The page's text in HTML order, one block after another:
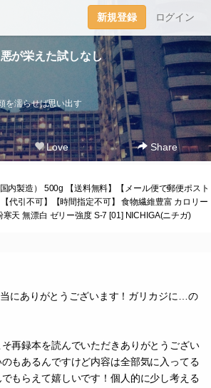
新規登録 ログイン
悪が栄えた試しなし
を濡らせば思い出す
Love Share
内製造） 500g 【送料無料】【メール便で郵便ポスト
代引不可】【時間指定不可】 食物繊維豊富 カロリー
寒天 無漂白 ゼリー強度 S-7 [01] NICHIGA(ニチガ)
にありがとうございます！ガリカジに…の
再録本を読んでいただきありがとうござい
もあるんですけど内容は全部気に入ってる
もらえて嬉しいです！個人的に少し考える